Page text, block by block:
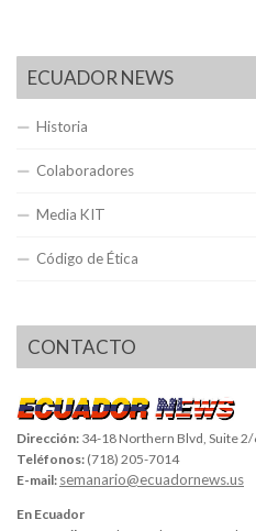
ECUADOR NEWS
Historia
Colaboradores
Media KIT
Código de Ética
CONTACTO
Dirección: 34-18 Northern Blvd, Suite
Teléfonos: (718) 205-7014
E-mail: semanario@ecuadornews.us
En Ecuador